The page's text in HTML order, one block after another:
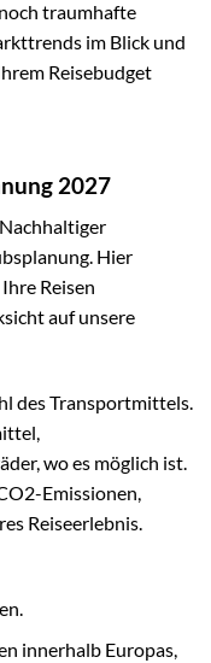
traumhafte
im Blick und
Reisebudget
2027
Hier
Reisen
auf unsere
des Transportmittels.
wo es möglich ist.
Emissionen,
Reiseerlebnis.
innerhalb Europas,